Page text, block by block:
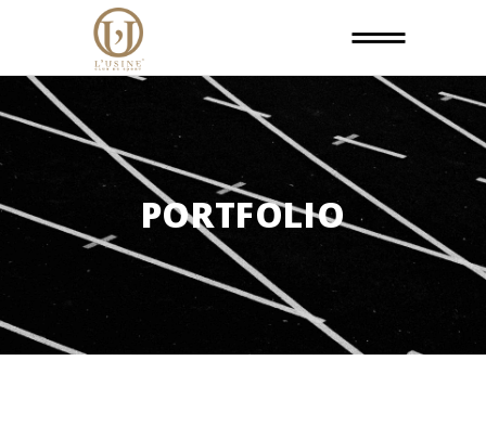
PORTFOLIO